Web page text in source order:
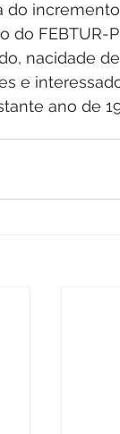
do
do FEBTUR-
nacidade
e
ano de